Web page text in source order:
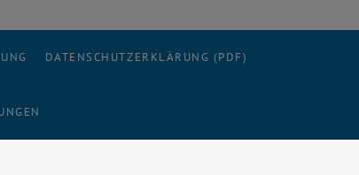
DATENSCHUTZERKLÄRUNG (PDF)